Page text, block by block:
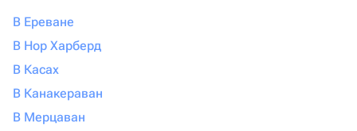
В Ереване
В Нор Харберд
В Касах
В Канакераван
В Мерцаван